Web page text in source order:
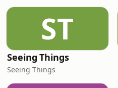
ST
Seeing Things
Seeing Things